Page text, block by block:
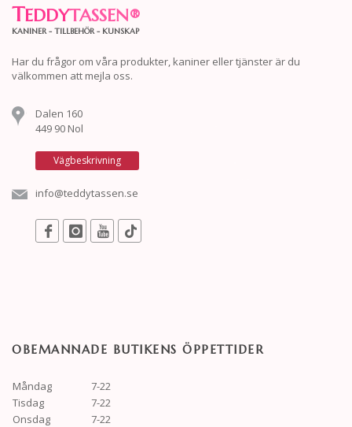
TEDDYTASSEN®
KANINER - TILLBEHÖR - KUNSKAP
Har du frågor om våra produkter, kaniner eller tjänster är du
välkommen att mejla oss.
Dalen 160
449 90 Nol
Vägbeskrivning
info@teddytassen.se
OBEMANNADE BUTIKENS ÖPPETTIDER
Måndag
7-22
Tisdag
7-22
Onsdag
7-22